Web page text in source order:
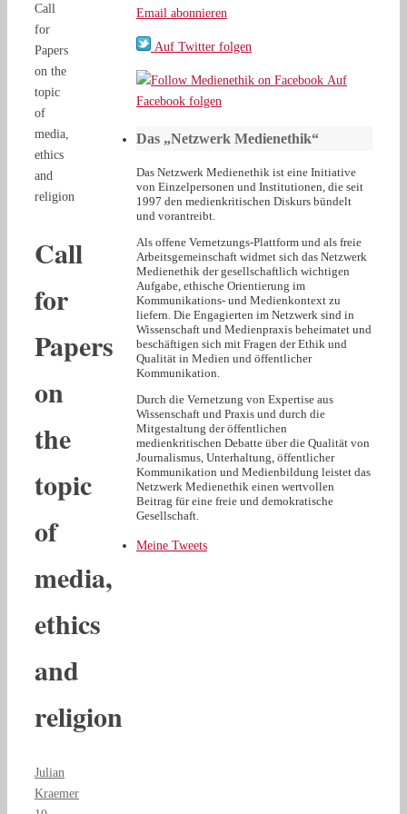
Call
for
Papers
on the
topic
of
media,
ethics
and
religion
Call
for
Papers
on
the
topic
of
media,
ethics
and
religion
Julian
Kraemer
Email abonnieren
Auf Twitter folgen
Auf
Facebook folgen
Das „Netzwerk Medienethik“
Das Netzwerk Medienethik ist eine Initiative
von Einzelpersonen und Institutionen, die seit
1997 den medienkritischen Diskurs bündelt
und vorantreibt.
Als offene Vernetzungs-Plattform und als freie
Arbeitsgemeinschaft widmet sich das Netzwerk
Medienethik der gesellschaftlich wichtigen
Aufgabe, ethische Orientierung im
Kommunikations- und Medienkontext zu
liefern. Die Engagierten im Netzwerk sind in
Wissenschaft und Medienpraxis beheimatet und
beschäftigen sich mit Fragen der Ethik und
Qualität in Medien und öffentlicher
Kommunikation.
Durch die Vernetzung von Expertise aus
Wissenschaft und Praxis und durch die
Mitgestaltung der öffentlichen
medienkritischen Debatte über die Qualität von
Journalismus, Unterhaltung, öffentlicher
Kommunikation und Medienbildung leistet das
Netzwerk Medienethik einen wertvollen
Beitrag für eine freie und demokratische
Gesellschaft.
Meine Tweets